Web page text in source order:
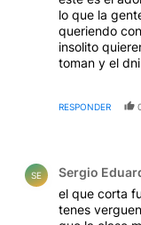
lo que la
queriendo
insolito
toman y el
hitler,la gente
manifiesta
RESPONDER
SE Sergio
el que corta
tenes